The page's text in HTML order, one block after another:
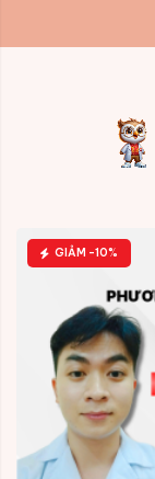
GIẢM -10%